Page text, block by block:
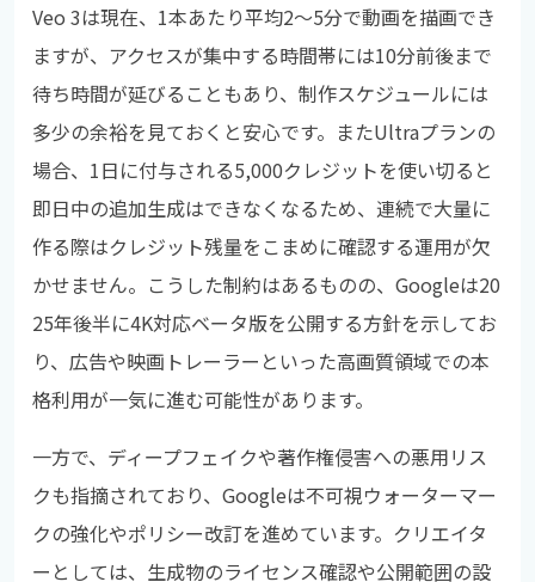
Veo 3は現在、1本あたり平均2～5分で動画を描画でき
ますが、アクセスが集中する時間帯には10分前後まで
待ち時間が延びることもあり、制作スケジュールには
多少の余裕を見ておくと安心です。またUltraプランの
場合、1日に付与される5,000クレジットを使い切ると
即日中の追加生成はできなくなるため、連続で大量に
作る際はクレジット残量をこまめに確認する運用が欠
かせません。こうした制約はあるものの、Googleは20
25年後半に4K対応ベータ版を公開する方針を示してお
り、広告や映画トレーラーといった高画質領域での本
格利用が一気に進む可能性があります。
一方で、ディープフェイクや著作権侵害への悪用リス
クも指摘されており、Googleは不可視ウォーターマー
クの強化やポリシー改訂を進めています。クリエイタ
ーとしては、生成物のライセンス確認や公開範囲の設